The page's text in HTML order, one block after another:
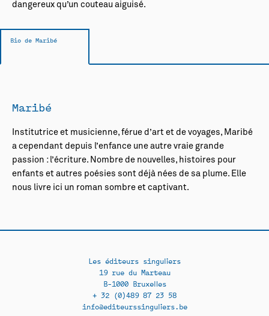
dangereux qu’un couteau aiguisé.
Bio de Maribé
Maribé
Institutrice et musicienne, férue d’art et de voyages, Maribé
a cependant depuis l’enfance une autre vraie grande
passion : l’écriture. Nombre de nouvelles, histoires pour
enfants et autres poésies sont déjà nées de sa plume. Elle
nous livre ici un roman sombre et captivant.
Les éditeurs singuliers
19 rue du Marteau
B-1000 Bruxelles
+ 32 (0)489 87 23 58
info@editeurssinguliers.be